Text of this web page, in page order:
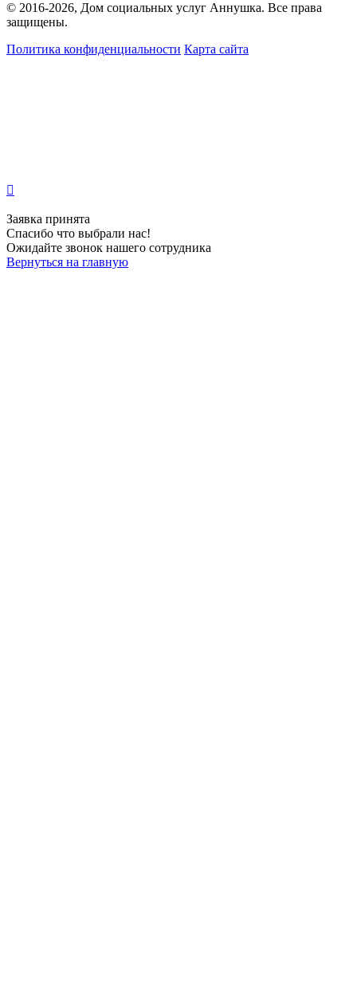
© 2016-2026, Дом социальных услуг Аннушка. Все права
защищены.
Политика конфиденциальности Карта сайта
Заявка принята
Спасибо что выбрали нас!
Ожидайте звонок нашего сотрудника
Вернуться на главную